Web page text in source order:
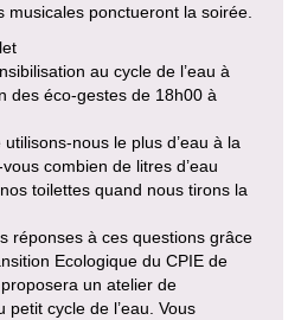
musicales ponctueront la soirée.
au cycle de l’eau à
des éco-gestes de 18h00 à
nous le plus d’eau à la
combien de litres d’eau
toilettes quand nous tirons la
réponses à ces questions grâce
Ecologique du CPIE de
un atelier de
petit cycle de l’eau. Vous